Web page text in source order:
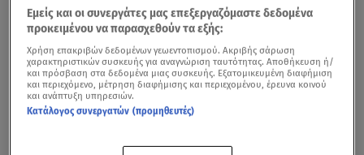
Εμείς και οι συνεργάτες μας επεξεργαζόμαστε δεδομένα
προκειμένου να παρασχεθούν τα εξής:
Χρήση επακριβών δεδομένων γεωεντοπισμού. Ακριβής σάρωση
χαρακτηριστικών συσκευής για αναγνώριση ταυτότητας. Αποθήκευση ή/
και πρόσβαση στα δεδομένα μιας συσκευής. Εξατομικευμένη διαφήμιση
και περιεχόμενο, μέτρηση διαφήμισης και περιεχομένου, έρευνα κοινού
και ανάπτυξη υπηρεσιών.
Κατάλογος συνεργατών (προμηθευτές)